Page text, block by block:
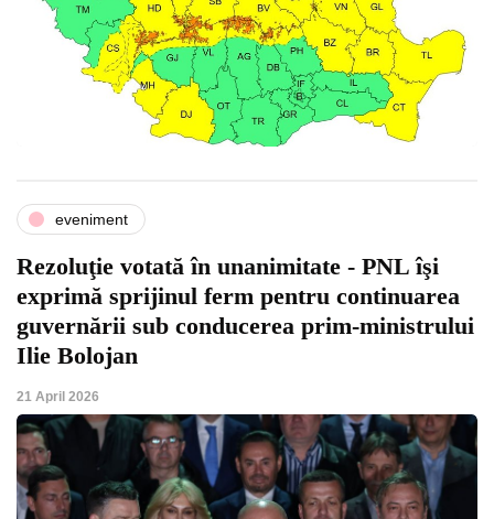
eveniment
Rezoluţie votată în unanimitate - PNL îşi
exprimă sprijinul ferm pentru continuarea
guvernării sub conducerea prim-ministrului
Ilie Bolojan
21 April 2026